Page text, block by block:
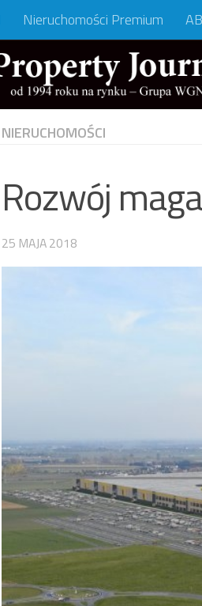
Nieruchomości Premium
NIERUCHOMOŚCI
Rozwój
25 MAJA 2018